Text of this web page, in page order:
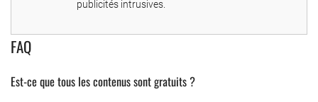
publicités intrusives.
FAQ
Est-ce que tous les contenus sont gratuits ?